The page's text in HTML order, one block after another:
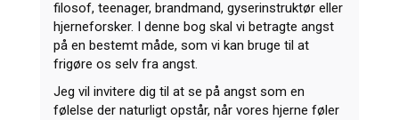
filosof, teenager, brandmand, gyserinstruktør eller
hjerneforsker. I denne bog skal vi betragte angst
på en bestemt måde, som vi kan bruge til at
frigøre os selv fra angst.
Jeg vil invitere dig til at se på angst som en
følelse der naturligt opstår, når vores hjerne føler